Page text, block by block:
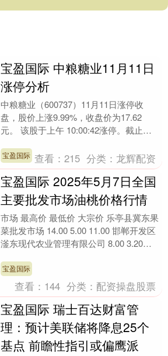
宝盈国际 中粮糖业11月11日
涨停分析
中粮糖业（600737）11月11日涨停收
盘，股价上涨9.99%，收盘价为17.62
元。 该股于上午 10:00:42涨停。截止
宝盈国际 查看：215 分类： 龙辉配资
宝盈国际 2025年5月7日全国
主要批发市场油桃价格行情
市场 最高价 最低价 大宗价 乐亭县冀东果
菜批发市场 14.00 5.00 11.00 邯郸开发区
滏东现代农业管理有限公司 8.00 3.20
宝盈国际
查看： 144 分类： 配资操盘股票
宝盈国际 瑞士百达财富管
理：预计美联储将降息25个
基点 前瞻性指引或偏鹰派